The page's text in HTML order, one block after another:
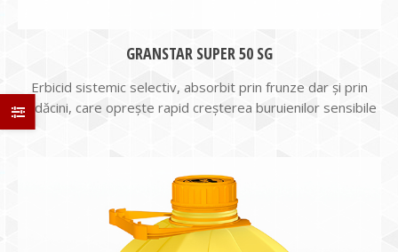
GRANSTAR SUPER 50 SG
Erbicid sistemic selectiv, absorbit prin frunze dar şi prin
rădăcini, care opreşte rapid creşterea buruienilor sensibile